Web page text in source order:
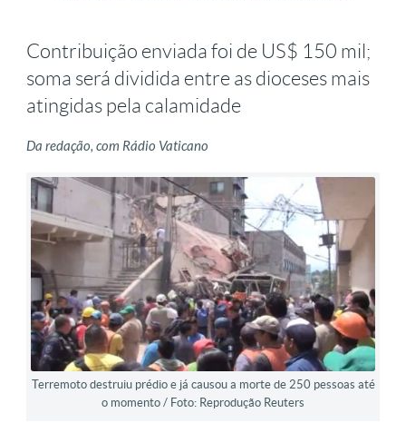
Contribuição enviada foi de US$ 150 mil;
soma será dividida entre as dioceses mais
atingidas pela calamidade
Da redação, com Rádio Vaticano
Terremoto destruiu prédio e já causou a morte de 250 pessoas até
o momento / Foto: Reprodução Reuters